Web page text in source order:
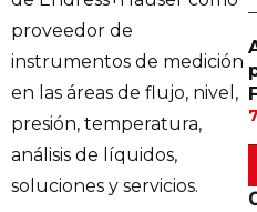
proveedor de
instrumentos de medición
en las áreas de flujo, nivel,
presión, temperatura,
análisis de líquidos,
soluciones y servicios.